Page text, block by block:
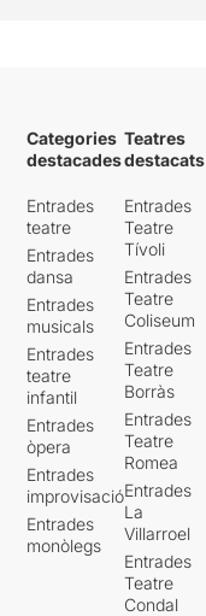
Categories
destacades
Entrades
teatre
Entrades
dansa
Entrades
musicals
Entrades
teatre
infantil
Entrades
òpera
Entrades
improvisació
Entrades
monòlegs
Teatres
destacats
Entrades
Teatre
Tívoli
Entrades
Teatre
Coliseum
Entrades
Teatre
Borràs
Entrades
Teatre
Romea
Entrades
La
Villarroel
Entrades
Teatre
Condal